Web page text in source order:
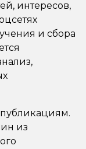
интересов,
и сбора
из